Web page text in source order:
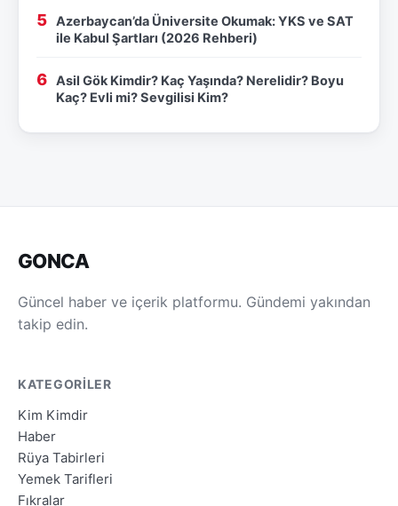
Azerbaycan’da Üniversite Okumak: YKS ve SAT
ile Kabul Şartları (2026 Rehberi)
Asil Gök Kimdir? Kaç Yaşında? Nerelidir? Boyu
Kaç? Evli mi? Sevgilisi Kim?
GONCA
Güncel haber ve içerik platformu. Gündemi yakından
takip edin.
KATEGORILER
Kim Kimdir
Haber
Rüya Tabirleri
Yemek Tarifleri
Fıkralar